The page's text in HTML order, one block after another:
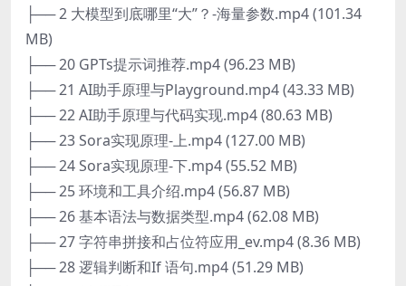
├── 2 大模型到底哪里“大”？-海量参数.mp4 (101.34
MB)
├── 20 GPTs提示词推荐.mp4 (96.23 MB)
├── 21 AI助手原理与Playground.mp4 (43.33 MB)
├── 22 AI助手原理与代码实现.mp4 (80.63 MB)
├── 23 Sora实现原理-上.mp4 (127.00 MB)
├── 24 Sora实现原理-下.mp4 (55.52 MB)
├── 25 环境和工具介绍.mp4 (56.87 MB)
├── 26 基本语法与数据类型.mp4 (62.08 MB)
├── 27 字符串拼接和占位符应用_ev.mp4 (8.36 MB)
├── 28 逻辑判断和If 语句.mp4 (51.29 MB)